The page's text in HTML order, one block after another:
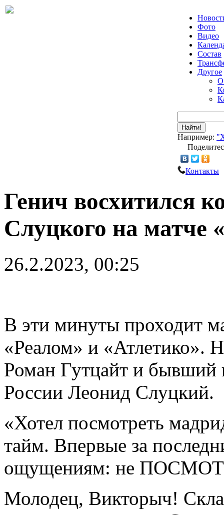
Фото
Видео
Состав
Другое
О
Найти!
Например:
Контакты
Генич восхитился
Слуцкого на матче
26.2.2023, 00:25
В эти минуты проходит
«Реалом» и «Атлетико».
Роман Гутцайт и бывший
России Леонид Слуцкий.
«Хотел посмотреть
тайм. Впервые за
ощущениям: не
Молодец, Викторыч!